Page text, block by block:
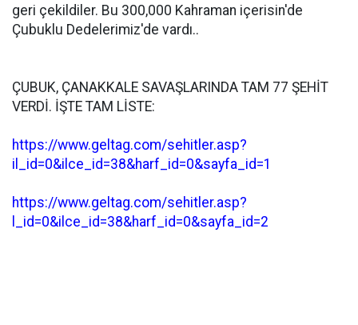
geri çekildiler. Bu 300,000 Kahraman içerisin'de
Çubuklu Dedelerimiz'de vardı..
ÇUBUK, ÇANAKKALE SAVAŞLARINDA TAM 77 ŞEHİT
VERDİ. İŞTE TAM LİSTE:
https://www.geltag.com/sehitler.asp?
il_id=0&ilce_id=38&harf_id=0&sayfa_id=1
https://www.geltag.com/sehitler.asp?
l_id=0&ilce_id=38&harf_id=0&sayfa_id=2